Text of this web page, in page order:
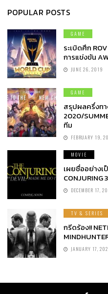
POPULAR POSTS
GAME
ระเบิดศึก
การแข่งขัน
JUNE 26, 2019
GAME
สรุปผลครึ่งทา
2020/
ทีม
FEBRUARY 19,
MOVIE
เผยชื่ออย่างเ
CONJURING 3
DECEMBER 17,
TV & SERIES
กรีดร้อง!!
JANUARY 17,